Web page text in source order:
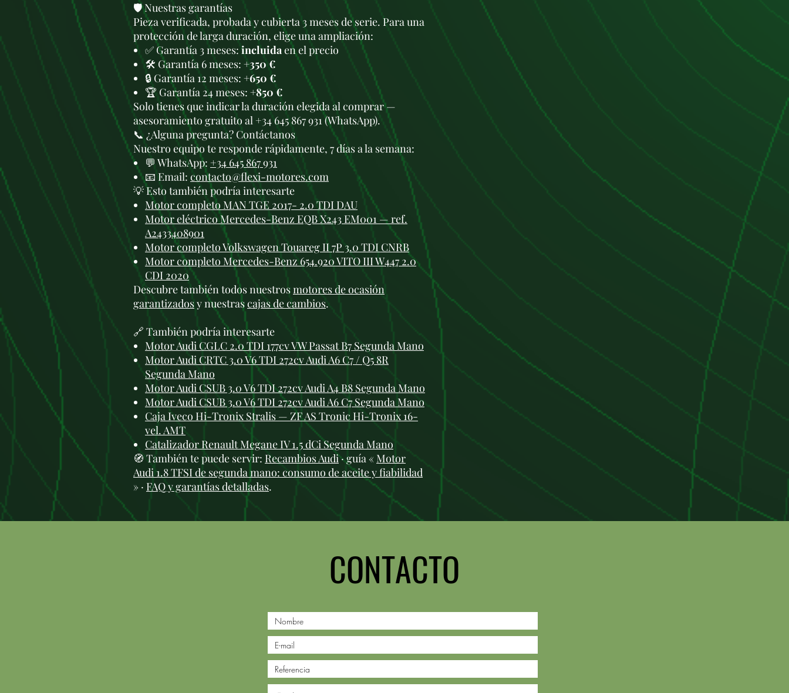
🛡️ Nuestras garantías
Pieza verificada, probada y cubierta 3 meses de serie. Para una
protección de larga duración, elige una ampliación:
✅ Garantía 3 meses: incluidaen el precio
🛠️ Garantía 6 meses: +350 €
🔒 Garantía 12 meses: +650 €
🏆 Garantía 24 meses: +850 €
Solo tienes que indicar la duración elegida al comprar —
asesoramiento gratuito al +34 645 867 931 (WhatsApp).
📞 ¿Alguna pregunta? Contáctanos
Nuestro equipo te responde rápidamente, 7 días a la semana:
💬 WhatsApp: +34 645 867 931
📧 Email: contacto@flexi-motores.com
💡 Esto también podría interesarte
Motor completo MAN TGE 2017- 2.0 TDI DAU
Motor eléctrico Mercedes-Benz EQB X243 EM001 — ref.
A2433408901
Motor completo Volkswagen Touareg II 7P 3.0 TDI CNRB
Motor completo Mercedes-Benz 654.920 VITO III W447 2.0
CDI 2020
Descubre también todos nuestrosmotores de ocasión
garantizadosy nuestrascajas de cambios.
🔗 También podría interesarte
Motor Audi CGLC 2.0 TDI 177cv VW Passat B7 Segunda Mano
Motor Audi CRTC 3.0 V6 TDI 272cv Audi A6 C7 / Q5 8R
Segunda Mano
Motor Audi CSUB 3.0 V6 TDI 272cv Audi A4 B8 Segunda Mano
Motor Audi CSUB 3.0 V6 TDI 272cv Audi A6 C7 Segunda Mano
Caja Iveco Hi-Tronix Stralis — ZF AS Tronic Hi-Tronix 16-
vel. AMT
Catalizador Renault Megane IV 1.5 dCi Segunda Mano
🧭 También te puede servir: Recambios Audi· guía « Motor
Audi 1.8 TFSI de segunda mano: consumo de aceite y fiabilidad
» · FAQ y garantías detalladas.
CONTACTO